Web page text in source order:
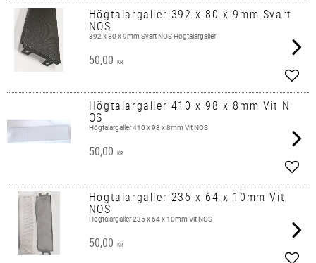
Högtalargaller 392 x 80 x 9mm Svart
NOS
392 x 80 x 9mm Svart NOS Högtalargaller
50,00 KR
Add
Högtalargaller 410 x 98 x 8mm Vit N
OS
Högtalargaller 410 x 98 x 8mm Vit NOS
50,00 KR
Add
Högtalargaller 235 x 64 x 10mm Vit
NOS
Högtalargaller 235 x 64 x 10mm Vit NOS
50,00 KR